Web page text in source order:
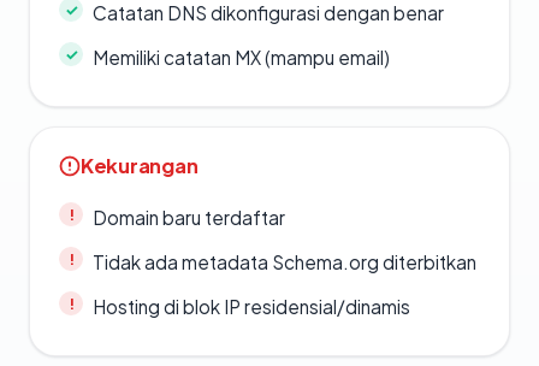
Catatan DNS dikonfigurasi dengan benar
Memiliki catatan MX (mampu email)
Kekurangan
Domain baru terdaftar
Tidak ada metadata Schema.org diterbitkan
Hosting di blok IP residensial/dinamis